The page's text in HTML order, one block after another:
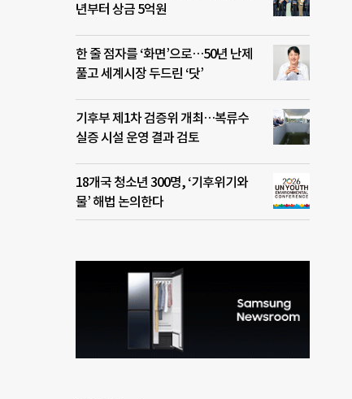
년부터 상금 5억원
한 줄 점자를 ‘화면’으로…50년 난제
풀고 세계시장 두드린 ‘닷’
기후부 제1차 검증위 개최…복류수
실증 시설 운영 결과 검토
18개국 청소년 300명, ‘기후위기와
물’ 해법 논의한다